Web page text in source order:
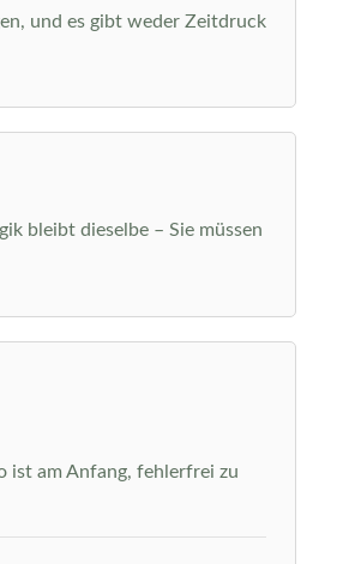
und es gibt weder Zeitdruck
bleibt dieselbe – Sie müssen
ist am Anfang, fehlerfrei zu